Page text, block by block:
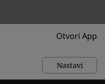
Otvori App
Nastavi